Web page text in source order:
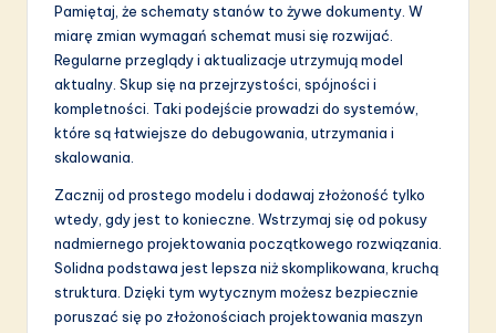
Pamiętaj, że schematy stanów to żywe dokumenty. W
miarę zmian wymagań schemat musi się rozwijać.
Regularne przeglądy i aktualizacje utrzymują model
aktualny. Skup się na przejrzystości, spójności i
kompletności. Taki podejście prowadzi do systemów,
które są łatwiejsze do debugowania, utrzymania i
skalowania.
Zacznij od prostego modelu i dodawaj złożoność tylko
wtedy, gdy jest to konieczne. Wstrzymaj się od pokusy
nadmiernego projektowania początkowego rozwiązania.
Solidna podstawa jest lepsza niż skomplikowana, kruchą
struktura. Dzięki tym wytycznym możesz bezpiecznie
poruszać się po złożonościach projektowania maszyn